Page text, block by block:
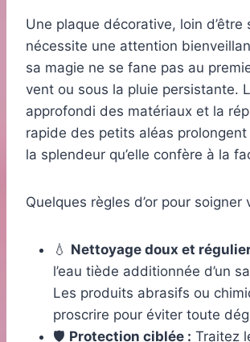
Une plaque décorative, loin d’être
nécessite une attention
sa magie ne se fane pas au
vent ou sous la pluie persistante.
approfondi des matériaux et la
rapide des petits aléas
la splendeur qu’elle confère à la
Quelques règles d’or pour soigner
💧 Nettoyage doux et
l’eau tiède additionnée d’un
Les produits abrasifs ou
proscrire pour éviter toute
🛡️ Protection ciblée : Traitez